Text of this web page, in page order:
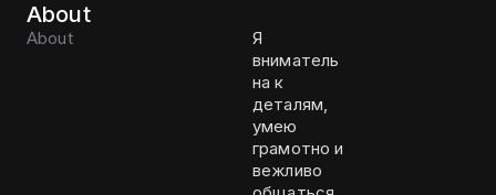
About
About
Я
вниматель
на к
деталям,
умею
грамотно и
вежливо